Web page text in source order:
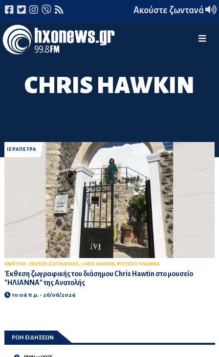
Ακούστε ζωντανά
CHRIS HAWKIN
ΙΕΡΑΠΕΤΡΑ
ΑΝΑΤΟΛΗ , ΕΚΘΕΣΗ ΖΩΓΡΑΦΙΚΗΣ, CHRIS HAWKIN , ΜΟΥΣΕΙΟ ΗΛΙΑΝΝΑ
Έκθεση ζωγραφικής του διάσημου Chris Hawtin στο μουσείο
"ΗΛΙΑΝΝΑ" της Ανατολής
10:04 π.μ. - 26/06/2024
ΡΟΗ ΕΙΔΗΣΕΩΝ